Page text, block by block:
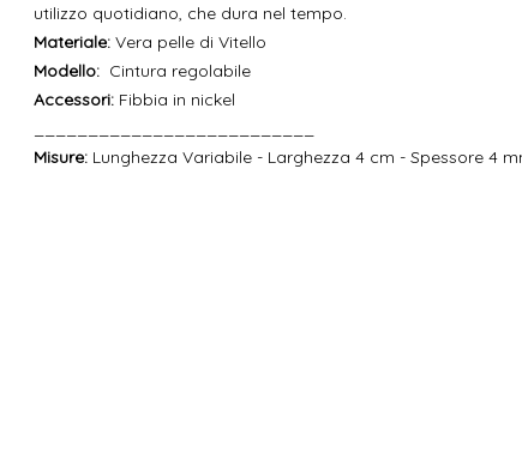
utilizzo quotidiano, che dura nel tempo.
Materiale: Vera pelle di Vitello
Modello: Cintura regolabile
Accessori:Fibbia in nickel
Misure:Lunghezza Variabile - Larghezza 4 cm - Spessore 4